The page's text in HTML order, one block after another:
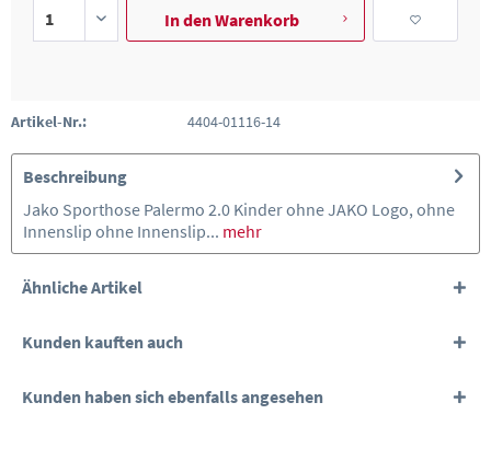
In denWarenkorb
Artikel-Nr.: 4404-01116-14
Beschreibung
Jako Sporthose Palermo 2.0 Kinder ohne JAKO Logo, ohne
Innenslip ohne Innenslip... mehr
Ähnliche Artikel
Kunden kauften auch
Kunden haben sich ebenfalls angesehen